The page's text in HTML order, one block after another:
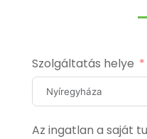
Szolgáltatás helye
Az ingatlan a saját